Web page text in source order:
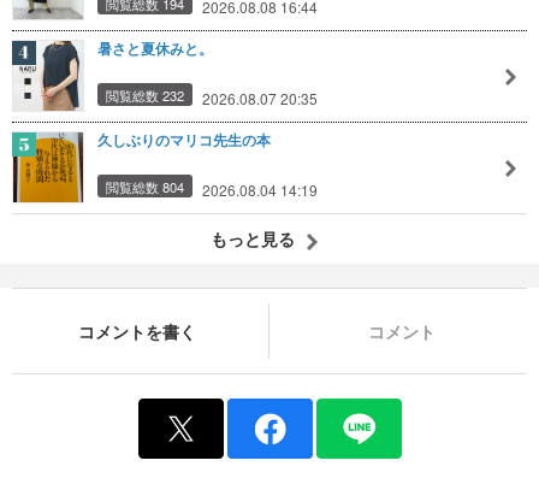
閲覧総数 194 2026.08.08 16:44
暑さと夏休みと。
閲覧総数 232 2026.08.07 20:35
久しぶりのマリコ先生の本
閲覧総数 804 2026.08.04 14:19
もっと見る
コメントを書く コメント